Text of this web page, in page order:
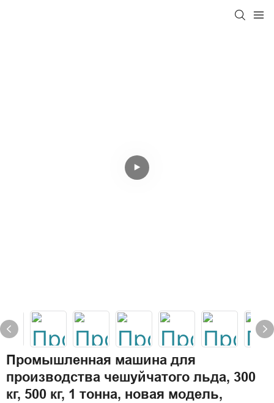
Промышленная машина для
производства чешуйчатого льда, 300
кг, 500 кг, 1 тонна, новая модель,